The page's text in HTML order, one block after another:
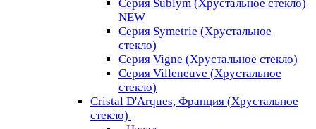
Серия Sublym (Хрустальное стекло)
NEW
Серия Symetrie (Хрустальное
стекло)
Серия Vigne (Хрустальное стекло)
Серия Villeneuve (Хрустальное
стекло)
Cristal D'Arques, Франция (Хрустальное
стекло)